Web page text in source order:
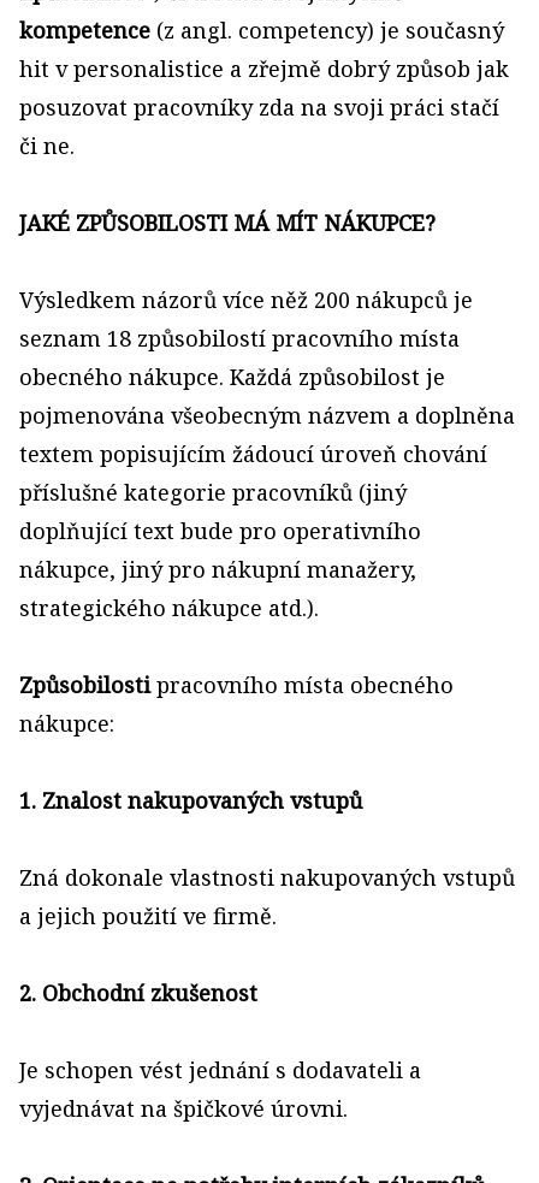
kompetence (z angl. competency) je současný
hit v personalistice a zřejmě dobrý způsob jak
posuzovat pracovníky zda na svoji práci stačí
či ne.
JAKÉ ZPŮSOBILOSTI MÁ MÍT NÁKUPCE?
Výsledkem názorů více něž 200 nákupců je
seznam 18 způsobilostí pracovního místa
obecného nákupce. Každá způsobilost je
pojmenována všeobecným názvem a doplněna
textem popisujícím žádoucí úroveň chování
příslušné kategorie pracovníků (jiný
doplňující text bude pro operativního
nákupce, jiný pro nákupní manažery,
strategického nákupce atd.).
Způsobilostipracovního místa obecného
nákupce:
1. Znalost nakupovaných vstupů
Zná dokonale vlastnosti nakupovaných vstupů
a jejich použití ve firmě.
2. Obchodní zkušenost
Je schopen vést jednání s dodavateli a
vyjednávat na špičkové úrovni.